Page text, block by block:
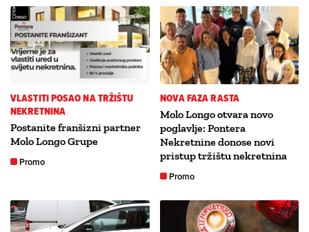
VLASTITI POSAO NA TRŽIŠTU
NEKRETNINA
Postanite franšizni partner
Molo Longo Grupe
Promo
NOVA FAZA RASTA
Molo Longo otvara novo
poglavlje: Pontera
Nekretnine donose novi
pristup tržištu nekretnina
Promo